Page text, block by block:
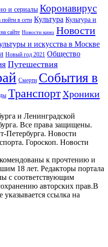
и сериалы Коронавирус
пойти в сети Культура Культура и
сайте Новости кино Новости
и искусства в Москве
Новый год 2021 Общество
Путешествия
Смерти События в
Транспорт Хроники
и Ленинградской
Все права защищены.
Новости
Гороскоп. Новости
к прочтению и
18 лет. Редакторы портала
с соответствующим
авторских прав.В
ссылка на